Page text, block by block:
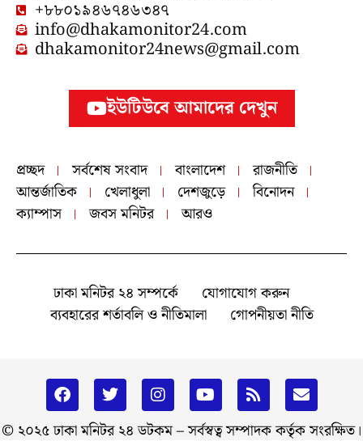
+৮৮০১৯৪৬৭৪৬৩৪৭
info@dhakamonitor24.com
dhakamonitor24news@gmail.com
ইউটিউবে আমাদের দেখুন
প্রচ্ছদ সর্বশেষ সংবাদ বাংলাদেশ
রাজনীতি
আন্তর্জাতিক
খেলাধুলা দেশজুড়ে
বিনোদন
ক্যাম্পাস
জবস মনিটর আরও
ঢাকা মনিটর ২৪ সম্পর্কে
যোগাযোগ করুন
ব্যবহারের শর্তাবলি ও নীতিমালা
গোপনীয়তা নীতি
© ২০২৫ ঢাকা মনিটর ২৪ ডটকম – সর্বস্বত্ব সম্পাদক কর্তৃক সংরক্ষিত।